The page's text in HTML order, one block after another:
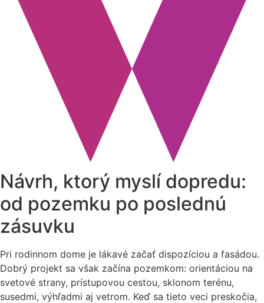
Návrh, ktorý myslí dopredu:
od pozemku po poslednú
zásuvku
Pri rodinnom dome je lákavé začať dispozíciou a fasádou.
Dobrý projekt sa však začína pozemkom: orientáciou na
svetové strany, prístupovou cestou, sklonom terénu,
susedmi, výhľadmi aj vetrom. Keď sa tieto veci preskočia,